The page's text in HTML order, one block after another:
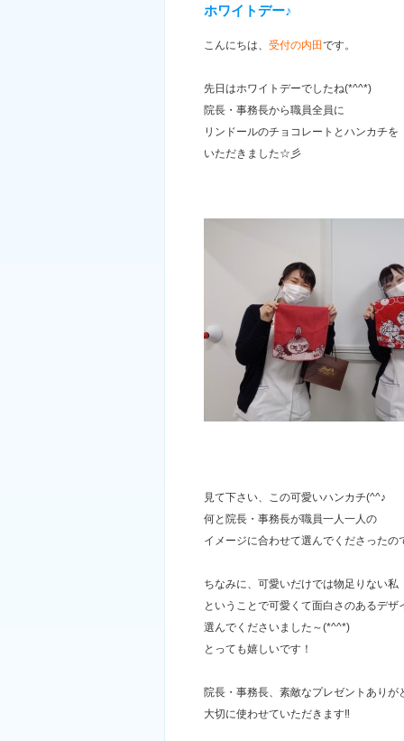
ホワイトデー♪
こんにちは、 受付の内田です。
先日はホワイトデーでしたね(*^^*)
院長・事務長から職員全員に
リンドールのチョコレートとハンカチを
いただきました☆彡
見て下さい、この可愛いハンカチ(^^♪
何と院長・事務長が職員一人一人の
イメージに合わせて選んでくださったの
ちなみに、可愛いだけでは物足りない私
ということで可愛くて面白さのあるデザ
選んでくださいました～(*^^*)
とっても嬉しいです！
院長・事務長、素敵なプレゼントありが
大切に使わせていただきます‼